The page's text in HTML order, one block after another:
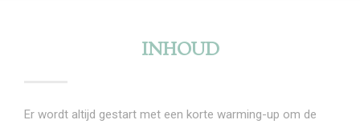
INHOUD
Er wordt altijd gestart met een korte warming-up om de